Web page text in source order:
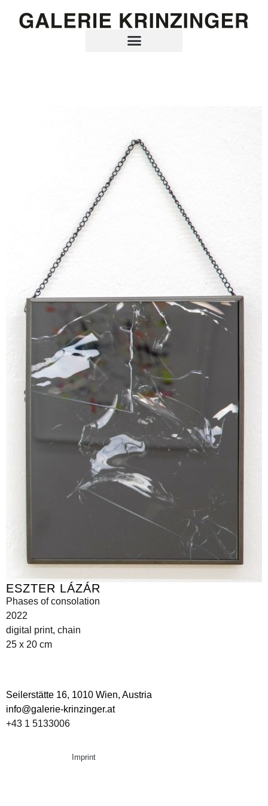
ESZTER LÁZÁR
Phases of consolation
2022
digital print, chain
25 x 20 cm
Seilerstätte 16, 1010 Wien, Austria
info@galerie-krinzinger.at
+43 1 5133006
Imprint